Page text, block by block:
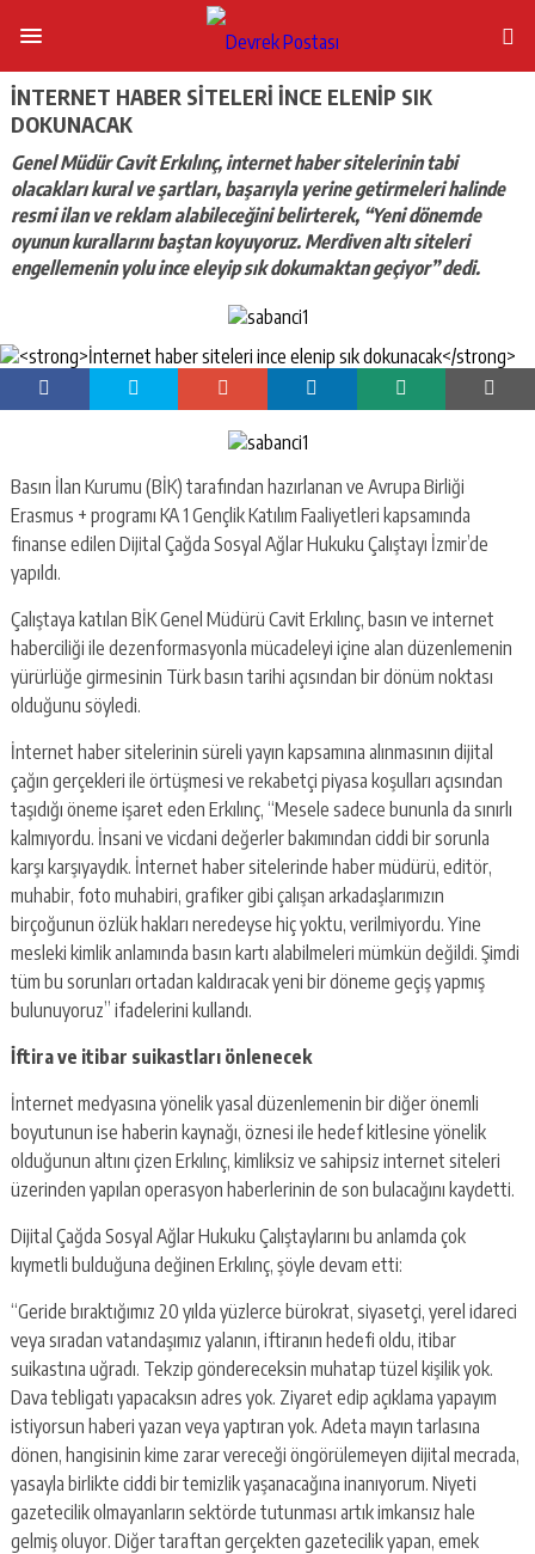
İNTERNET HABER SITELERI INCE ELENIP SIK
DOKUNACAK
Genel Müdür Cavit Erkılınç, internet haber sitelerinin tabi
olacakları kural ve şartları, başarıyla yerine getirmeleri halinde
resmi ilan ve reklam alabileceğini belirterek, “Yeni dönemde
oyunun kurallarını baştan koyuyoruz. Merdiven altı siteleri
engellemenin yolu ince eleyip sık dokumaktan geçiyor” dedi.
Basın İlan Kurumu (BİK) tarafından hazırlanan ve Avrupa Birliği
Erasmus + programı KA 1 Gençlik Katılım Faaliyetleri kapsamında
finanse edilen Dijital Çağda Sosyal Ağlar Hukuku Çalıştayı İzmir’de
yapıldı.
Çalıştaya katılan BİK Genel Müdürü Cavit Erkılınç, basın ve internet
haberciliği ile dezenformasyonla mücadeleyi içine alan düzenlemenin
yürürlüğe girmesinin Türk basın tarihi açısından bir dönüm noktası
olduğunu söyledi.
İnternet haber sitelerinin süreli yayın kapsamına alınmasının dijital
çağın gerçekleri ile örtüşmesi ve rekabetçi piyasa koşulları açısından
taşıdığı öneme işaret eden Erkılınç, “Mesele sadece bununla da sınırlı
kalmıyordu. İnsani ve vicdani değerler bakımından ciddi bir sorunla
karşı karşıyaydık. İnternet haber sitelerinde haber müdürü, editör,
muhabir, foto muhabiri, grafiker gibi çalışan arkadaşlarımızın
birçoğunun özlük hakları neredeyse hiç yoktu, verilmiyordu. Yine
mesleki kimlik anlamında basın kartı alabilmeleri mümkün değildi. Şimdi
tüm bu sorunları ortadan kaldıracak yeni bir döneme geçiş yapmış
bulunuyoruz” ifadelerini kullandı.
İftira ve itibar suikastları önlenecek
İnternet medyasına yönelik yasal düzenlemenin bir diğer önemli
boyutunun ise haberin kaynağı, öznesi ile hedef kitlesine yönelik
olduğunun altını çizen Erkılınç, kimliksiz ve sahipsiz internet siteleri
üzerinden yapılan operasyon haberlerinin de son bulacağını kaydetti.
Dijital Çağda Sosyal Ağlar Hukuku Çalıştaylarını bu anlamda çok
kıymetli bulduğuna değinen Erkılınç, şöyle devam etti:
“Geride bıraktığımız 20 yılda yüzlerce bürokrat, siyasetçi, yerel idareci
veya sıradan vatandaşımız yalanın, iftiranın hedefi oldu, itibar
suikastına uğradı. Tekzip göndereceksin muhatap tüzel kişilik yok.
Dava tebligatı yapacaksın adres yok. Ziyaret edip açıklama yapayım
istiyorsun haberi yazan veya yaptıran yok. Adeta mayın tarlasına
dönen, hangisinin kime zarar vereceği öngörülemeyen dijital mecrada,
yasayla birlikte ciddi bir temizlik yaşanacağına inanıyorum. Niyeti
gazetecilik olmayanların sektörde tutunması artık imkansız hale
gelmiş oluyor. Diğer taraftan gerçekten gazetecilik yapan, emek